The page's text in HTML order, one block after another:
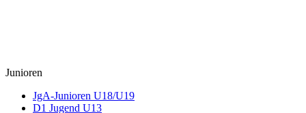
Junioren
JgA-Junioren U18/U19
D1 Jugend U13